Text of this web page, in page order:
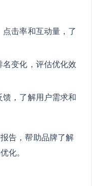
击率和互动量，了
名变化，评估优化效
馈，了解用户需求和
告，帮助品牌了解
化。